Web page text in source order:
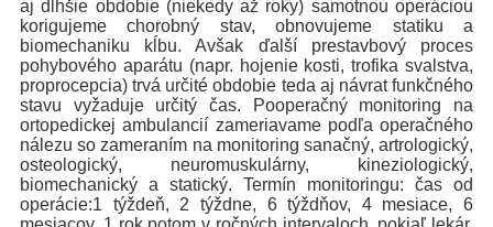
aj dlhšie obdobie (niekedy až roky) samotnou operáciou
korigujeme chorobný stav, obnovujeme statiku a
biomechaniku kĺbu. Avšak ďalší prestavbový proces
pohybového aparátu (napr. hojenie kosti, trofika svalstva,
proprocepcia) trvá určité obdobie teda aj návrat funkčného
stavu vyžaduje určitý čas. Pooperačný monitoring na
ortopedickej ambulancií zameriavame podľa operačného
nálezu so zameraním na monitoring sanačný, artrologický,
osteologický, neuromuskulárny, kineziologický,
biomechanický a statický. Termín monitoringu: čas od
operácie:1 týždeň, 2 týždne, 6 týždňov, 4 mesiace, 6